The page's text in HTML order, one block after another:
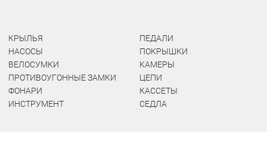
КРЫЛЬЯ
НАСОСЫ
ВЕЛОСУМКИ
ПРОТИВОУГОННЫЕ ЗАМКИ
ФОНАРИ
ИНСТРУМЕНТ
ПЕДАЛИ
ПОКРЫШКИ
КАМЕРЫ
ЦЕПИ
КАССЕТЫ
СЕДЛА